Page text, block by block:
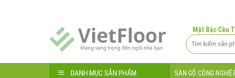
Mặt Bậc Cầu
Tìm
kiếm:
DANH MỤC SẢN PHẨM SÀN GỖ CÔNG